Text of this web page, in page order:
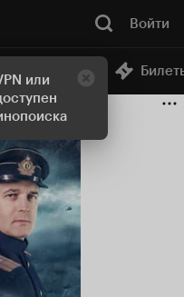
или
Войти
кинотеатр